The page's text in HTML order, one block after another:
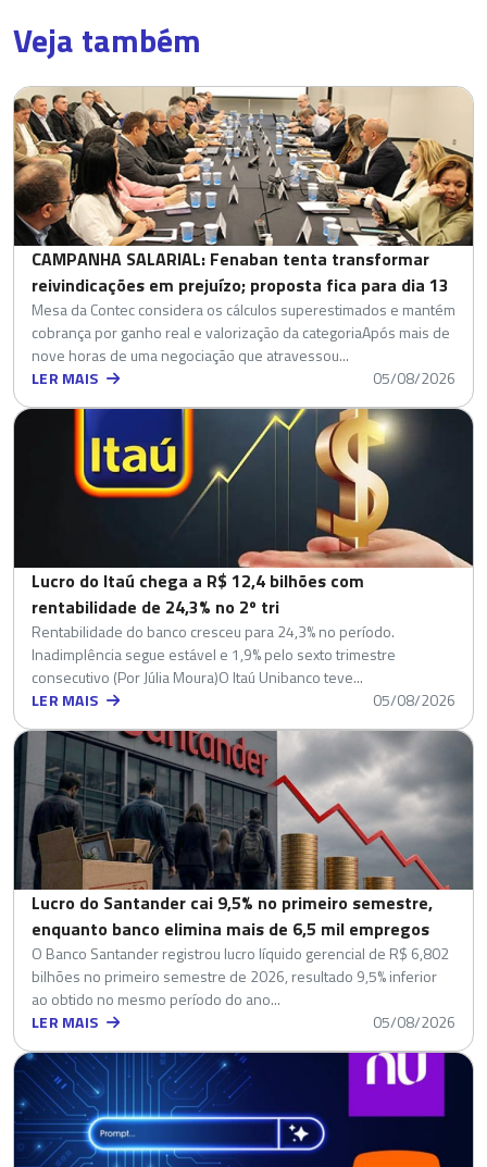
Veja também
CAMPANHA SALARIAL: Fenaban tenta transformar
reivindicações em prejuízo; proposta fica para dia 13
Mesa da Contec considera os cálculos superestimados e mantém
cobrança por ganho real e valorização da categoriaApós mais de
nove horas de uma negociação que atravessou...
LER MAIS
05/08/2026
Lucro do Itaú chega a R$ 12,4 bilhões com
rentabilidade de 24,3% no 2º tri
Rentabilidade do banco cresceu para 24,3% no período.
Inadimplência segue estável e 1,9% pelo sexto trimestre
consecutivo (Por Júlia Moura)O Itaú Unibanco teve...
LER MAIS
05/08/2026
Lucro do Santander cai 9,5% no primeiro semestre,
enquanto banco elimina mais de 6,5 mil empregos
O Banco Santander registrou lucro líquido gerencial de R$ 6,802
bilhões no primeiro semestre de 2026, resultado 9,5% inferior
ao obtido no mesmo período do ano...
LER MAIS
05/08/2026